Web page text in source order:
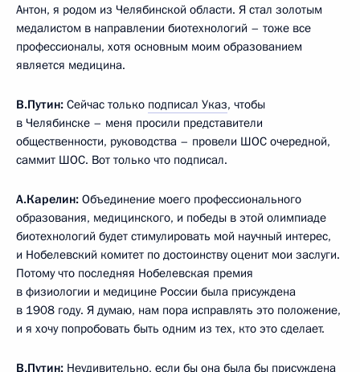
Антон, я родом из Челябинской области. Я стал золотым
медалистом в направлении биотехнологий – тоже все
профессионалы, хотя основным моим образованием
является медицина.
В.Путин: Сейчас только подписал Указ, чтобы
в Челябинске – меня просили представители
общественности, руководства – провели ШОС очередной,
саммит ШОС. Вот только что подписал.
А.Карелин: Объединение моего профессионального
образования, медицинского, и победы в этой олимпиаде
биотехнологий будет стимулировать мой научный интерес,
и Нобелевский комитет по достоинству оценит мои заслуги.
Потому что последняя Нобелевская премия
в физиологии и медицине России была присуждена
в 1908 году. Я думаю, нам пора исправлять это положение,
и я хочу попробовать быть одним из тех, кто это сделает.
В.Путин: Неудивительно, если бы она была бы присуждена